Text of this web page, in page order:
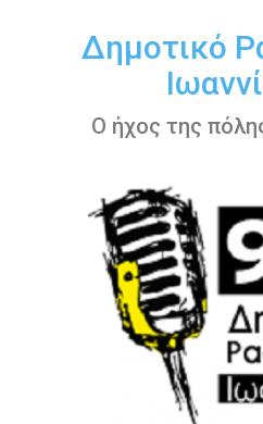
περιεχόμενοΔημοτικό
Ο ήχος της